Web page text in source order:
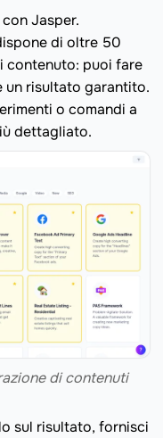
Jasper.
di oltre 50
contenuto: puoi fare
un risultato garantito.
o comandi a
dettagliato.
di contenuti
sul risultato, fornisci